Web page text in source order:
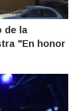
de la
"En honor